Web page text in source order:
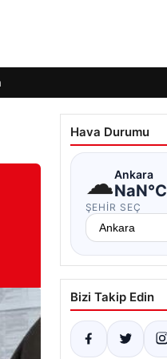
Hava Durumu
☁Ankara
NaN°C
ŞEHIR SEÇ
Bizi Takip Edin